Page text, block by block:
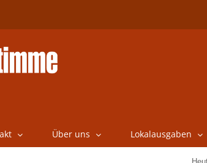
Über uns Lokalausgaben